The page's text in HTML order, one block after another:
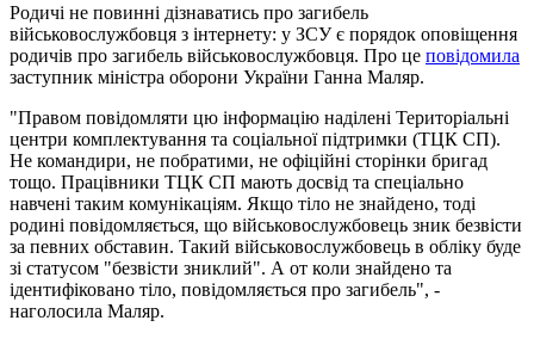
Родичі не повинні дізнаватись про загибель
військовослужбовця з інтернету: у ЗСУ є порядок оповіщення
родичів про загибель військовослужбовця. Про це повідомила
заступник міністра оборони України Ганна Маляр.
"Правом повідомляти цю інформацію наділені Територіальні
центри комплектування та соціальної підтримки (ТЦК СП).
Не командири, не побратими, не офіційні сторінки бригад
тощо. Працівники ТЦК СП мають досвід та спеціально
навчені таким комунікаціям. Якщо тіло не знайдено, тоді
родині повідомляється, що військовослужбовець зник безвісти
за певних обставин. Такий військовослужбовець в обліку буде
зі статусом "безвісти зниклий". А от коли знайдено та
ідентифіковано тіло, повідомляється про загибель", -
наголосила Маляр.